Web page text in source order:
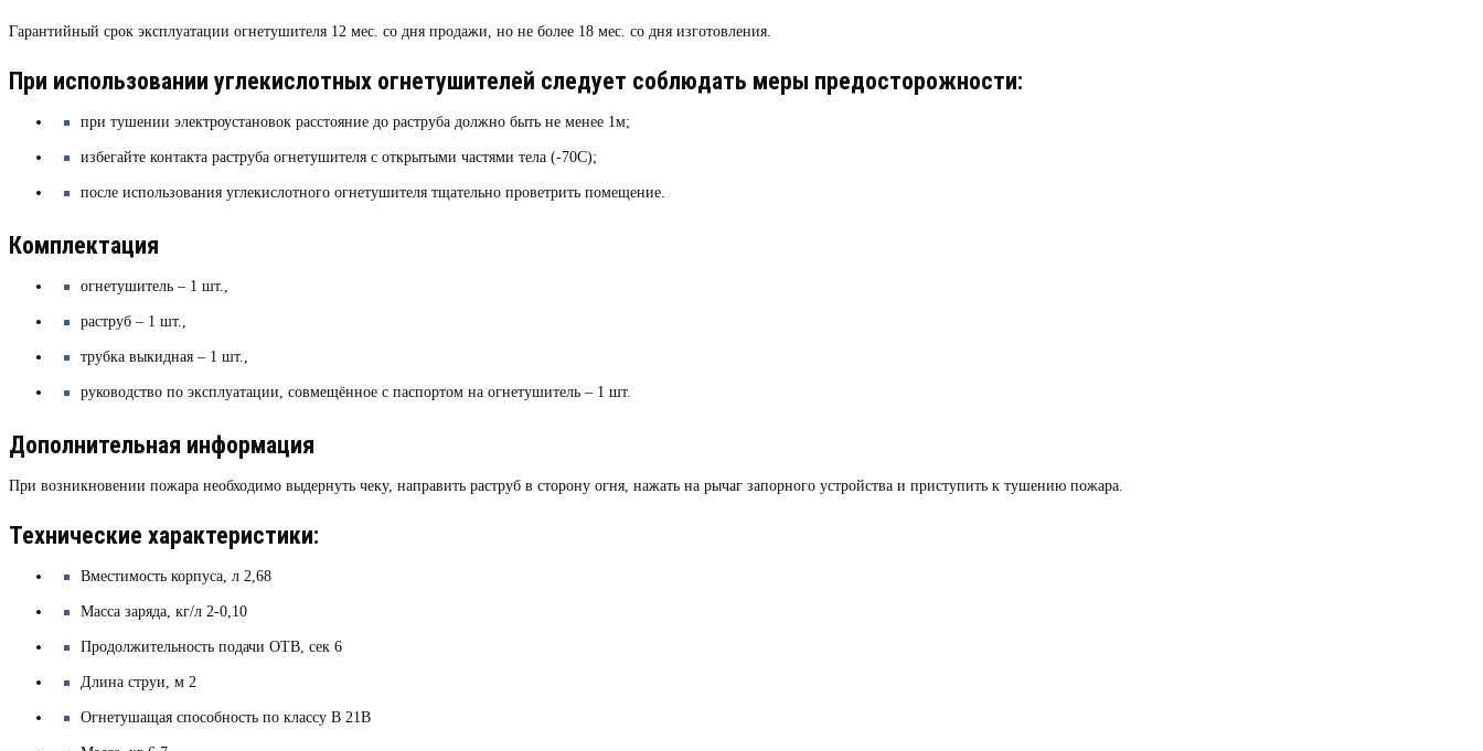
Гарантийный срок эксплуатации огнетушителя 12 мес. со дня продажи, но не более 18 мес. со дня изготовления.
При использовании углекислотных огнетушителей следует соблюдать меры предосторожности:
при тушении электроустановок расстояние до раструба должно быть не менее 1м;
избегайте контакта раструба огнетушителя с открытыми частями тела (-70С);
после использования углекислотного огнетушителя тщательно проветрить помещение.
Комплектация
огнетушитель – 1 шт.,
раструб – 1 шт.,
трубка выкидная – 1 шт.,
руководство по эксплуатации, совмещённое с паспортом на огнетушитель – 1 шт.
Дополнительная информация
При возникновении пожара необходимо выдернуть чеку, направить раструб в сторону огня, нажать на рычаг запорного устройства и приступить к тушению пожара.
Технические характеристики:
Вместимость корпуса, л 2,68
Масса заряда, кг/л 2-0,10
Продолжительность подачи ОТВ, сек 6
Длина струи, м 2
Огнетушащая способность по классу В 21B